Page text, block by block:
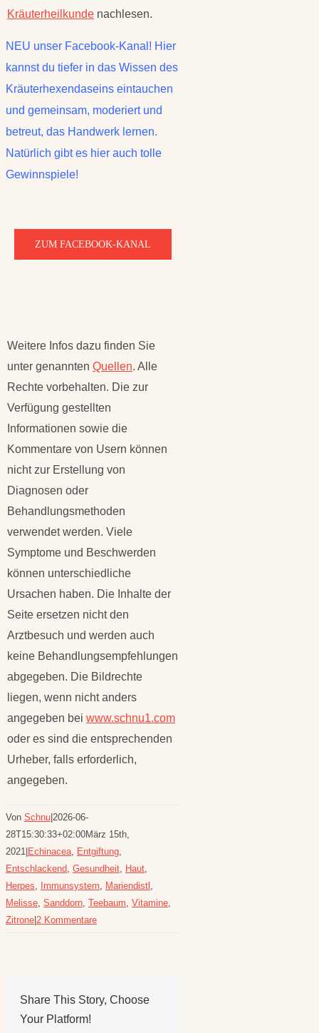
Kräuterheilkunde nachlesen.
NEU unser Facebook-Kanal! Hier
kannst du tiefer in das Wissen des
Kräuterhexendaseins eintauchen
und gemeinsam, moderiert und
betreut, das Handwerk lernen.
Natürlich gibt es hier auch tolle
Gewinnspiele!
ZUM FACEBOOK-KANAL
Weitere Infos dazu finden Sie
unter genannten Quellen. Alle
Rechte vorbehalten. Die zur
Verfügung gestellten
Informationen sowie die
Kommentare von Usern können
nicht zur Erstellung von
Diagnosen oder
Behandlungsmethoden
verwendet werden. Viele
Symptome und Beschwerden
können unterschiedliche
Ursachen haben. Die Inhalte der
Seite ersetzen nicht den
Arztbesuch und werden auch
keine Behandlungsempfehlungen
abgegeben. Die Bildrechte
liegen, wenn nicht anders
angegeben bei www.schnu1.com
oder es sind die entsprechenden
Urheber, falls erforderlich,
angegeben.
Von Schnu|2026-06-
28T15:30:33+02:00März 15th,
2021 |Echinacea Entgiftung
Entschlackend Gesundheit Haut
Herpes
Immunsystem Mariendistl
Melisse Sanddorn Teebaum Vitamine
Zitrone|2 Kommentare
Share This Story, Choose
Your Platform!